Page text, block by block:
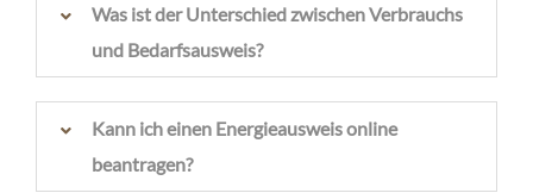
Was ist der Unterschied zwischen Verbrauchs
und Bedarfsausweis?
Kann ich einen Energieausweis online
beantragen?